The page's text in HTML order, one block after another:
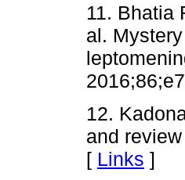
11. Bhatia
al.
12.
and
[ Links ]